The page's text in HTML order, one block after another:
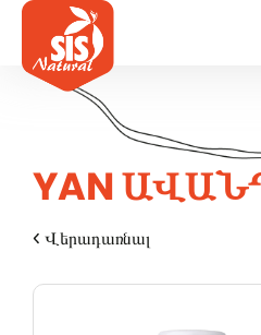
YAN
Վերադառնալ